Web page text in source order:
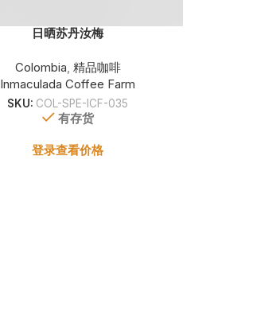
日晒苏丹汝梅
Colombia, 精品咖啡
Inmaculada Coffee Farm
SKU: COL-SPE-ICF-035
有存货
登录查看价格